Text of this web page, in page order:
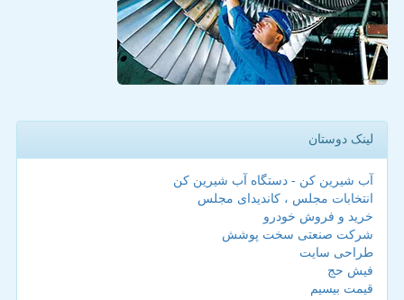
لینک دوستان
آب شیرین کن - دستگاه آب شیرین کن
انتخابات مجلس ، کاندیدای مجلس
خرید و فروش خودرو
شرکت صنعتی سخت پوشش
طراحی سایت
فیش حج
قیمت بیسیم